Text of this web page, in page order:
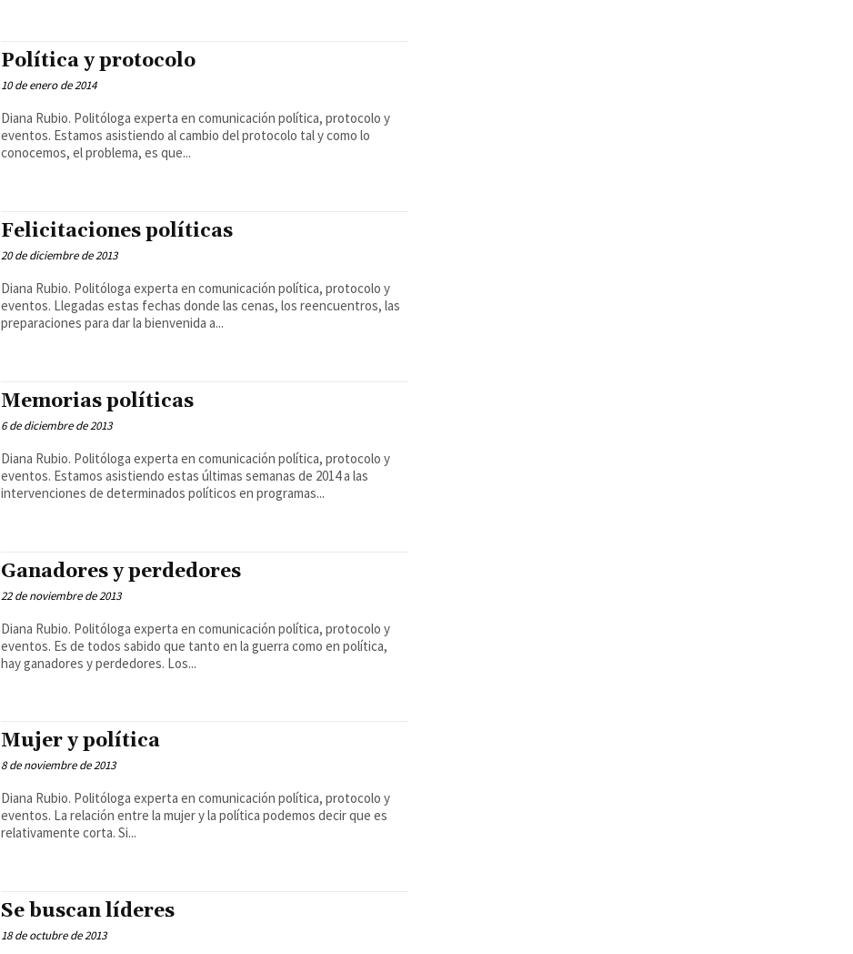
Política y protocolo
10 de enero de 2014
Diana Rubio. Politóloga experta en comunicación política, protocolo y
eventos. Estamos asistiendo al cambio del protocolo tal y como lo
conocemos, el problema, es que...
Felicitaciones políticas
20 de diciembre de 2013
Diana Rubio. Politóloga experta en comunicación política, protocolo y
eventos. Llegadas estas fechas donde las cenas, los reencuentros, las
preparaciones para dar la bienvenida a...
Memorias políticas
6 de diciembre de 2013
Diana Rubio. Politóloga experta en comunicación política, protocolo y
eventos. Estamos asistiendo estas últimas semanas de 2014 a las
intervenciones de determinados políticos en programas...
Ganadores y perdedores
22 de noviembre de 2013
Diana Rubio. Politóloga experta en comunicación política, protocolo y
eventos. Es de todos sabido que tanto en la guerra como en política,
hay ganadores y perdedores. Los...
Mujer y política
8 de noviembre de 2013
Diana Rubio. Politóloga experta en comunicación política, protocolo y
eventos. La relación entre la mujer y la política podemos decir que es
relativamente corta. Si...
Se buscan líderes
18 de octubre de 2013